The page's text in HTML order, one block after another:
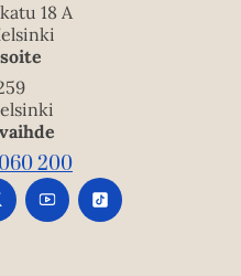
18 A
200